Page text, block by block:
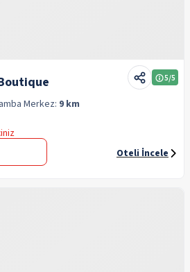
5/5
Merkez: 9 km
Oteli İncele